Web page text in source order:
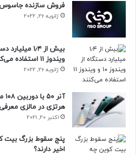
فروش سازنده
ژانویه 26, 2022
ویندوز ۱۱ استفاده می‌کنند
ژانویه 26, 2022
هرتزی در مالزی
اکتبر 20, 2021
پنج سقوط بزرگ بیت
اخیر دارند؟